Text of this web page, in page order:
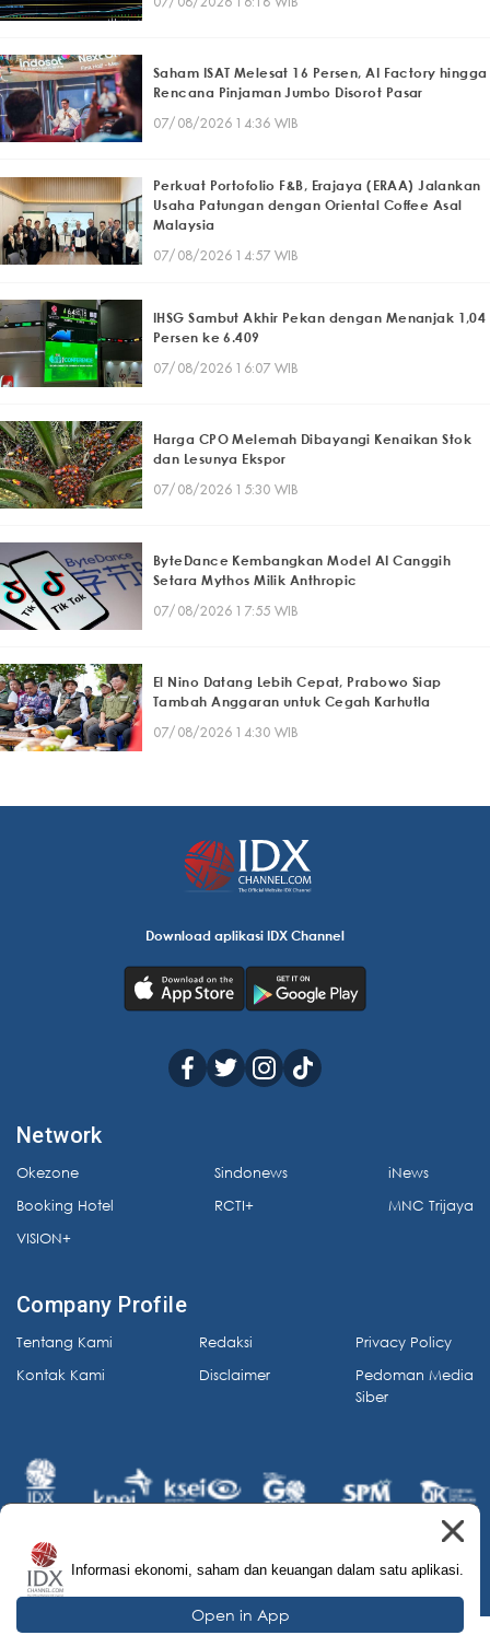
Saham ISAT Melesat 16 Persen, AI Factory hingga
Rencana Pinjaman Jumbo Disorot Pasar
07/08/2026 14:36 WIB
Perkuat Portofolio F&B, Erajaya (ERAA) Jalankan
Usaha Patungan dengan Oriental Coffee Asal
Malaysia
07/08/2026 14:57 WIB
IHSG Sambut Akhir Pekan dengan Menanjak 1,04
Persen ke 6.409
07/08/2026 16:07 WIB
Harga CPO Melemah Dibayangi Kenaikan Stok
dan Lesunya Ekspor
07/08/2026 15:30 WIB
ByteDance Kembangkan Model AI Canggih
Setara Mythos Milik Anthropic
07/08/2026 17:55 WIB
El Nino Datang Lebih Cepat, Prabowo Siap
Tambah Anggaran untuk Cegah Karhutla
07/08/2026 14:30 WIB
Download aplikasi IDX Channel
Network
Okezone
Booking Hotel
VISION+
Sindonews
RCTI+
iNews
MNC Trijaya
Company Profile
Tentang Kami
Kontak Kami
Redaksi
Disclaimer
Privacy Policy
Pedoman Media
Siber
© 2026 IDX Channel. All Rights Reserved.
Informasi ekonomi, saham dan keuangan dalam satu aplikasi.
Open in App